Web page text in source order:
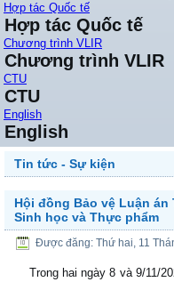
Hợp tác Quốc tế
Hợp tác Quốc tế
Chương trình VLIR
Chương trình VLIR
CTU
CTU
English
English
Tin tức - Sự kiện
Hội đồng Bảo vệ Luận
Sinh học và Thực phẩm
Được đăng: Thứ hai, 11
Trong hai ngày 8 và 9/11/